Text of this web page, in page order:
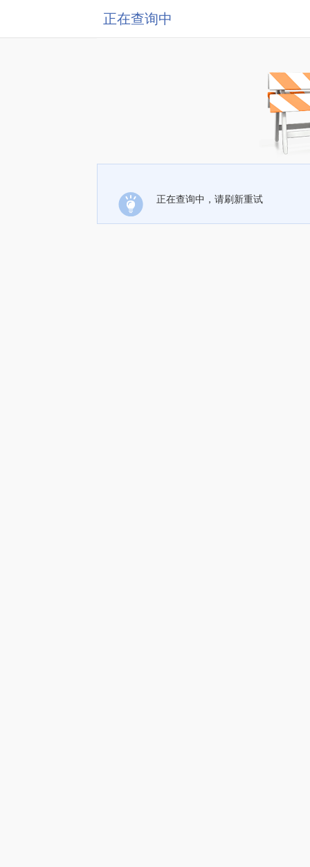
正在查询中
正在查询中，请刷新重试